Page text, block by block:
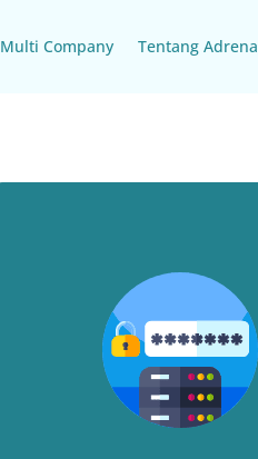
Multi Company Tentang Adrena